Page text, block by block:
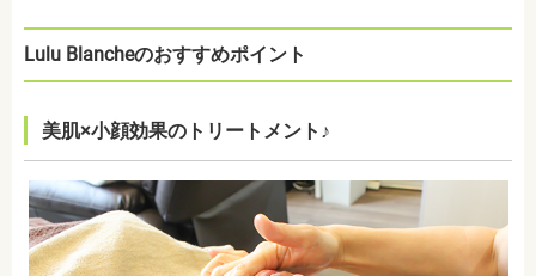
Lulu Blancheのおすすめポイント
美肌×小顔効果のトリートメント♪